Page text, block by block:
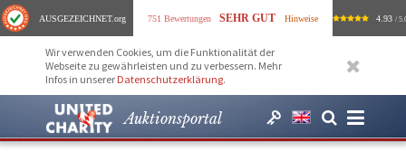
AUSGEZEICHNET.org 751 Bewertungen SEHR GUT Hinweise 4.93 /
Wir verwenden Cookies, um die Funktionalität der
Webseite zu gewährleisten und zu verbessern. Mehr
Infos in unserer Datenschutzerklärung.
Auktionsportal